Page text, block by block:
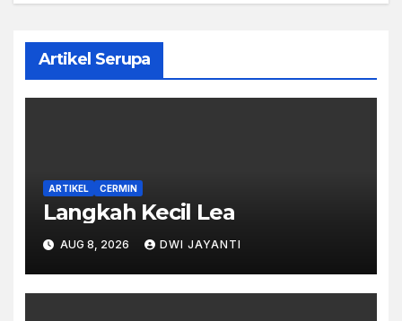
Artikel Serupa
ARTIKEL CERMIN
Langkah Kecil Lea
AUG 8, 2026 DWI JAYANTI